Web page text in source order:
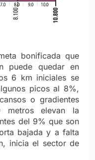
bonificada que
puede quedar en
6 km iniciales se
picos al 8%,
o gradientes
metros elevan la
del 9% que son
bajada y a falta
inicia el sector de